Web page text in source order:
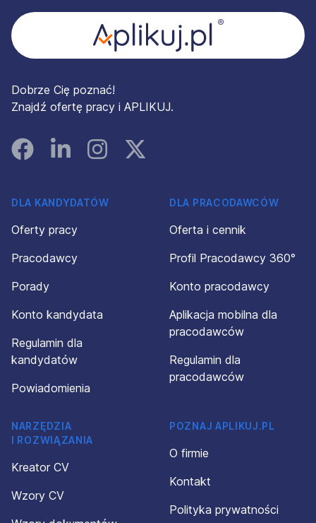
Dobrze Cię poznać!
Znajdź ofertę pracy i APLIKUJ.
FacebookLinked InInstagramInstagram
DLA KANDYDATÓW
Oferty pracy
Pracodawcy
Porady
Konto kandydata
Regulamin dla
kandydatów
Powiadomienia
DLA PRACODAWCÓW
Oferta i cennik
Profil Pracodawcy 360°
Konto pracodawcy
Aplikacja mobilna dla
pracodawców
Regulamin dla
pracodawców
NARZĘDZIA
I ROZWIĄZANIA
Kreator CV
Wzory CV
POZNAJ APLIKUJ.PL
O firmie
Kontakt
Polityka prywatności